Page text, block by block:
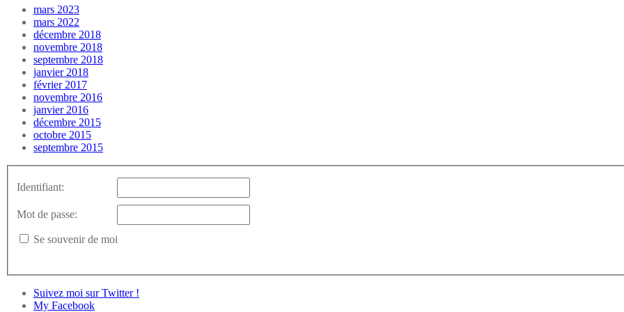
mars 2023
mars 2022
décembre 2018
novembre 2018
septembre 2018
janvier 2018
février 2017
novembre 2016
janvier 2016
décembre 2015
octobre 2015
septembre 2015
Identifiant:
Mot de passe:
Se souvenir de moi
Suivez moi sur Twitter !
My Facebook